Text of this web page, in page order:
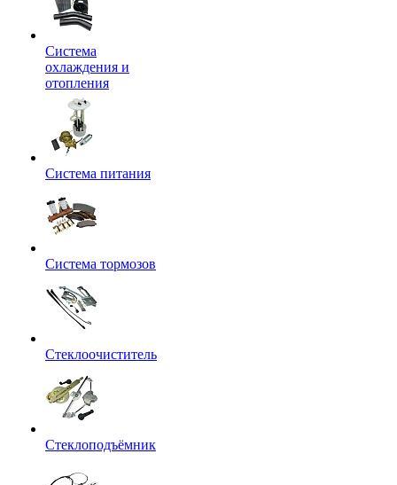
Система
охлаждения и
отопления
Система питания
Система тормозов
Стеклоочиститель
Стеклоподъёмник